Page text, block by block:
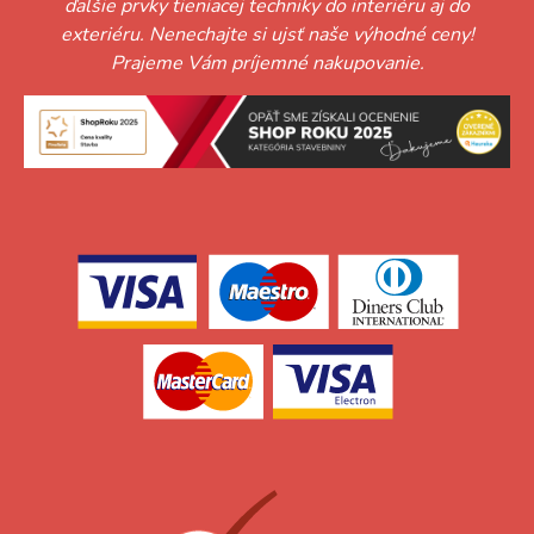
ďalšie prvky tieniacej techniky do interiéru aj do
exteriéru. Nenechajte si ujsť naše výhodné ceny!
Prajeme Vám príjemné nakupovanie.